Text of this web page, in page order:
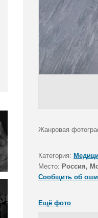
Жанровая
Категория:
Место: Россия,
Сообщить об
Ещё фото